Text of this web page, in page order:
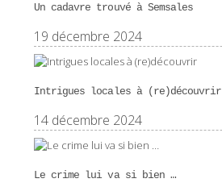
Un cadavre trouvé à Semsales
19 décembre 2024
Intrigues locales à (re)découvrir
14 décembre 2024
Le crime lui va si bien …